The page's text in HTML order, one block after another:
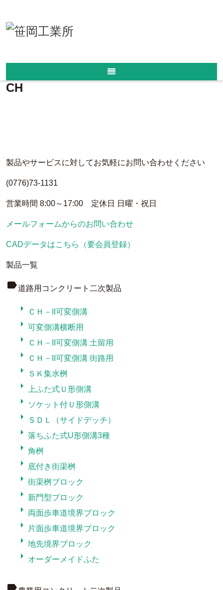
ＣＨ－II可変側溝
CH
CH
製品やサービスに対してお気軽にお問い合わせください
(0776)73-1131
営業時間 8:00～17:00 定休日 日曜・祝日
メールフォームからのお問い合わせ
CADデータはこちら（要会員登録）
製品一覧
label道路用コンクリート二次製品
arrow_right ＣＨ－II可変側溝
arrow_right 可変側溝横断用
arrow_right ＣＨ－II可変側溝 土留用
arrow_right ＣＨ－II可変側溝 街路用
arrow_right ＳＫ集水桝
arrow_right 上ふた式Ｕ形側溝
arrow_right ソケット付Ｕ形側溝
arrow_right ＳＤＬ（サイドデッチ）
arrow_right 落ちふた式U形側溝3種
arrow_right 角桝
arrow_right 底付き街渠桝
arrow_right 街渠桝ブロック
arrow_right 新門型ブロック
arrow_right 両面歩車道境界ブロック
arrow_right 片面歩車道境界ブロック
arrow_right 地先境界ブロック
arrow_right オーダーメイドふた
label